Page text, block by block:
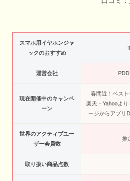
スマホ用イヤホンジャ
ックのおすすめ
運営会社
現在開催中のキャンペ
ーン
春間近！ベス
楽天・Yahooよ
ージからアプリ
世界のアクティブユー
ザー会員数
推
取り扱い商品点数